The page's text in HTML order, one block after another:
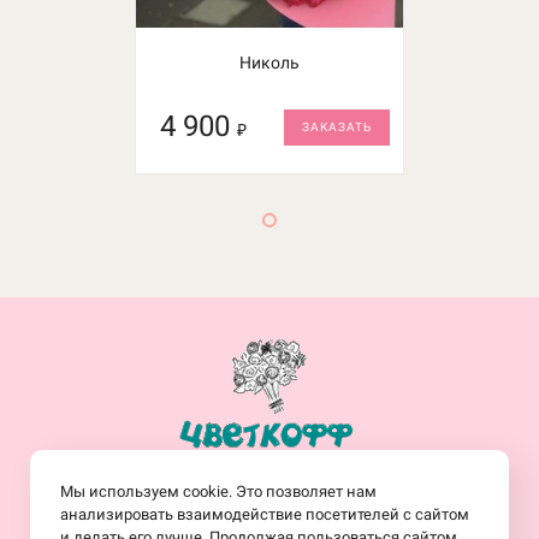
Николь
4 900 ₽ ЗАКАЗАТЬ
Заказать обратный звонок
Мы используем cookie. Это позволяет нам
анализировать взаимодействие посетителей с сайтом